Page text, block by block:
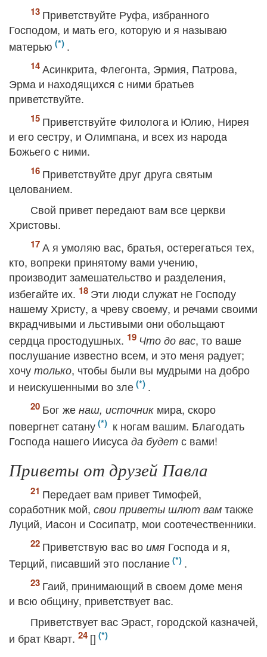
Приветствуйте Руфа, избранного
Господом, и мать его, которую и я называю
матерью
.
Асинкрита, Флегонта, Эрмия, Патрова,
Эрма и находящихся с ними братьев
приветствуйте.
Приветствуйте Филолога и Юлию, Нирея
и его сестру, и Олимпана, и всех из народа
Божьего с ними.
Приветствуйте друг друга святым
целованием.
Свой привет передают вам все церкви
Христовы.
А я умоляю вас, братья, остерегаться тех,
кто, вопреки принятому вами учению,
производит замешательство и разделения,
избегайте их.
Эти люди служат не Господу
нашему Христу, а чреву своему, и речами своими
вкрадчивыми и льстивыми они обольщают
сердца простодушных.
Что до вас, то ваше
послушание известно всем, и это меня радует;
хочу только, чтобы были вы мудрыми на добро
и неискушенными во зле
.
Бог же наш, источник мира, скоро
повергнет сатану
к ногам вашим. Благодать
Господа нашего Иисуса да будет с вами!
Приветы от друзей Павла
Передает вам привет Тимофей,
соработник мой, свои приветы шлют вам также
Луций, Иасон и Сосипатр, мои соотечественники.
Приветствую вас во имя Господа и я,
Терций, писавший это послание
.
Гаий, принимающий в своем доме меня
и всю общину, приветствует вас.
Приветствует вас Эраст, городской казначей,
и брат Кварт.
[]